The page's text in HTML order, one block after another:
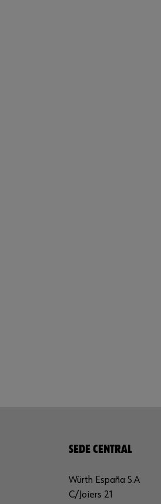
SEDE CENTRAL
Würth España S.A
C/Joiers 21